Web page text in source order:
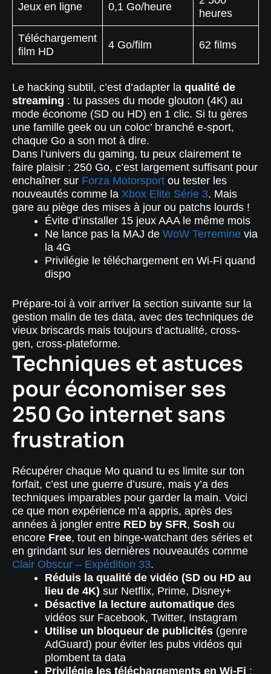
Jeux en ligne 0,1 Go/heure
heures
Téléchargement
film HD
4 Go/film 62 films
Le hacking subtil, c’est d’adapter la qualité de
streaming : tu passes du mode glouton (4K) au
mode économe (SD ou HD) en 1 clic. Si tu gères
une famille geek ou un coloc’ branché e-sport,
chaque Go a son mot à dire.
Dans l’univers du gaming, tu peux clairement te
faire plaisir : 250 Go, c’est largement suffisant pour
enchaîner sur Forza Motorsport ou tester les
nouveautés comme la Xbox Elite Série 3. Mais
gare au piège des mises à jour ou patchs lourds !
Évite d’installer 15 jeux AAA le même mois
Ne lance pas la MAJ de WoW Terremine via
la 4G
Privilégie le téléchargement en Wi-Fi quand
dispo
Prépare-toi à voir arriver la section suivante sur la
gestion malin de tes data, avec des techniques de
vieux briscards mais toujours d’actualité, cross-
gen, cross-plateforme.
Techniques et astuces
pour économiser ses
250 Go internet sans
frustration
Récupérer chaque Mo quand tu es limite sur ton
forfait, c’est une guerre d’usure, mais y’a des
techniques imparables pour garder la main. Voici
ce que mon expérience m’a appris, après des
années à jongler entre RED by SFR, Sosh ou
encore Free, tout en binge-watchant des séries et
en grindant sur les dernières nouveautés comme
Clair Obscur – Expédition 33.
Réduis la qualité de vidéo (SD ou HD au
lieu de 4K) sur Netflix, Prime, Disney+
Désactive la lecture automatique des
vidéos sur Facebook, Twitter, Instagram
Utilise un bloqueur de publicités (genre
AdGuard) pour éviter les pubs vidéos qui
plombent ta data
Privilégie les téléchargements en Wi-Fi :